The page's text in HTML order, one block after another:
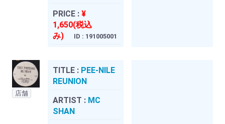
PRICE : ¥
1,650(税込
み)
ID : 191005001
店舗
TITLE : PEE-NILE
REUNION
ARTIST : MC
SHAN